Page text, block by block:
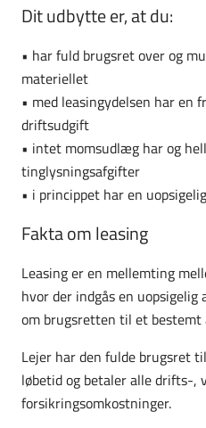
Dit udbytte er, at du:
• har fuld brugsret over og
materiellet
• med leasingydelsen har en
driftsudgift
• intet momsudlæg har og
tinglysningsafgifter
• i princippet har en
Fakta om leasing
Leasing er en mellemting
hvor der indgås en
om brugsretten til et bestemt
Lejer har den fulde brugsret
løbetid og betaler alle drifts-,
forsikringsomkostninger.